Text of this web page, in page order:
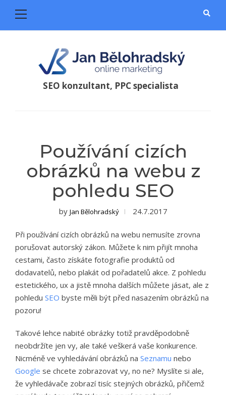
SEO konzultant, PPC specialista
Používání cizích
obrázků na webu z
pohledu SEO
by Jan Bělohradský 24.7.2017
Při používání cizích obrázků na webu nemusíte zrovna
porušovat autorský zákon. Můžete k nim přijít mnoha
cestami, často získáte fotografie produktů od
dodavatelů, nebo plakát od pořadatelů akce. Z pohledu
estetického, ux a jistě mnoha dalších můžete jásat, ale z
pohledu SEO byste měli být před nasazením obrázků na
pozoru!
Takové lehce nabité obrázky totiž pravděpodobně
neobdržíte jen vy, ale také veškerá vaše konkurence.
Nicméně ve vyhledávání obrázků na Seznamu nebo
Google se chcete zobrazovat vy, no ne? Myslíte si ale,
že vyhledávače zobrazí tisíc stejných obrázků, přičemž